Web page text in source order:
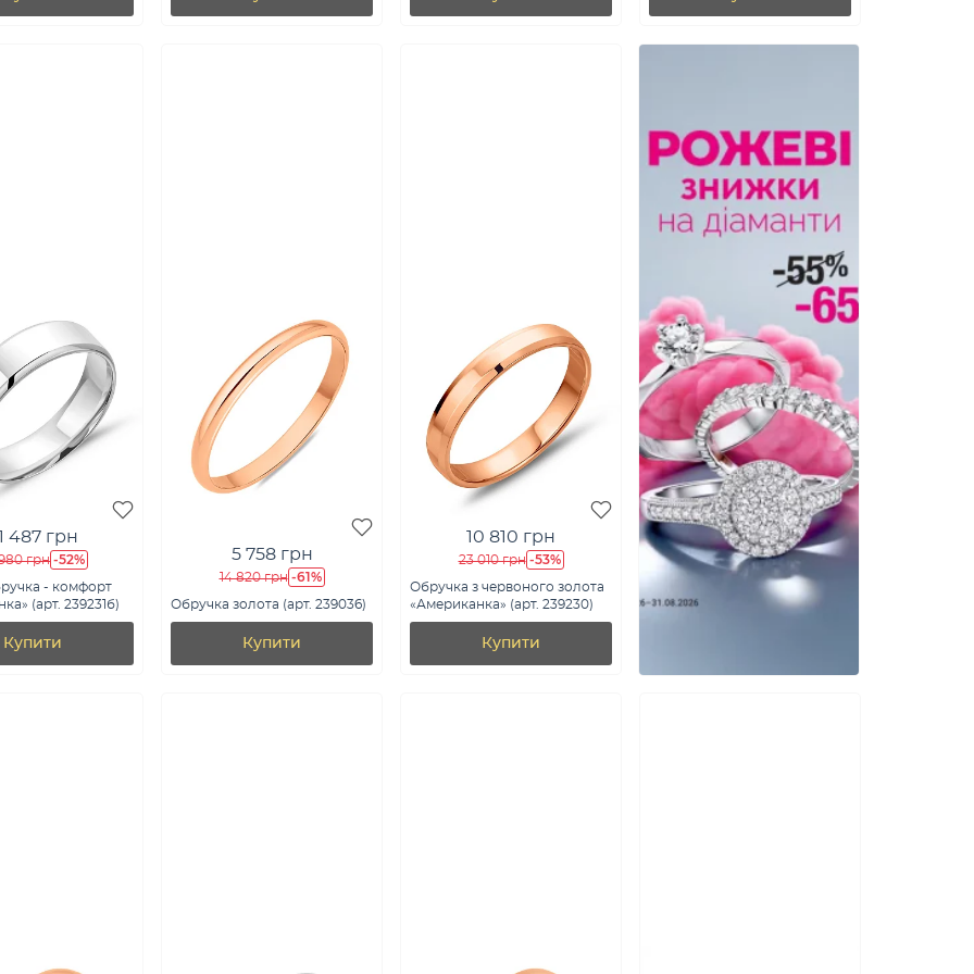
487 грн
грн -52%
- комфорт
(арт. 239231б)
Купити
5 758 грн
14 820 грн -61%
Обручка золота (арт. 239036)
Купити
10 810 грн
23 010 грн -53%
Обручка з червоного золота
«Американка» (арт. 239230)
Купити